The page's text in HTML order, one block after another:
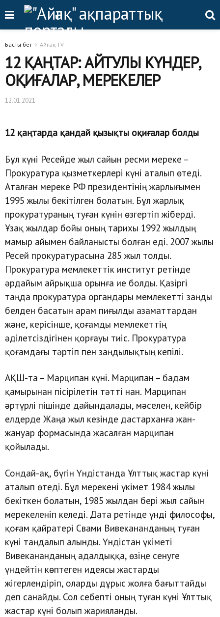
Басты бет Айғақ TV
12 ҚАҢТАР: АЙТУЛЫ КҮНДЕР,
ОҚИҒАЛАР, МЕРЕКЕЛЕР
12.01.2021
12 қаңтарда қандай қызықты оқиғалар болды
Бұл күні Ресейде жыл сайын ресми мереке –
Прокуратура қызметкерлері күні аталып өтеді.
Аталған мереке РФ президентінің жарлығымен
1995 жылы бекітілген болатын. Бұл жарлық
прокуратураның туған күнін өзгертіп жіберді.
Ұзақ жылдар бойы оның тарихы 1992 жылдың
мамыр айымен байланысты болған еді. 2007 жылы
Ресей прокуратурасына 285 жыл толды.
Прокуратура мемлекеттік институт ретінде
әрдайым айрықша орынға ие болды. Қазіргі
таңда прокуратура органдары мемлекетті заңды
белден басатын арам пиғылды азаматтардан
және, керісінше, қоғамды мемлекеттің
әділетсіздігінен қорғауы тиіс. Прокуратура
қоғамдағы тәртіп пен заңдылықтың кепілі.
АҚШ-та – Марципан күні. Марципан – бадам
қамырынан пісірілетін тәтті нан. Марципан
әртүрлі пішінде дайындалады, мәселен, кейбір
елдерде Жаңа жыл кезінде дастарханға жан-
жануар формасында жасалған марципан
қойылады.
Сондай-ақ, бүгін Үндістанда Ұлттық жастар күні
аталып өтеді. Бұл мерекені үкімет 1984 жылы
бекіткен болатын, 1985 жылдан бері жыл сайын
мерекеленіп келеді. Дата ретінде үнді философы,
қоғам қайратері Свами Вивекананданың туған
күні таңдалып алынды. Үндістан үкіметі
Вивекананданың адалдыққа, өзіңе сенуге
үндейтін көптеген идеясы жастарды
жігерлендіріп, оларды дұрыс жолға бағыттайды
деп санайды. Сол себепті оның туған күні Ұлттық
жастар күні болып жарияланды.